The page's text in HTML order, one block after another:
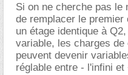
Si on ne cherche pas le
de remplacer le premier
un étage identique à
variable, les charges
peuvent devenir
réglable entre - l'infini et